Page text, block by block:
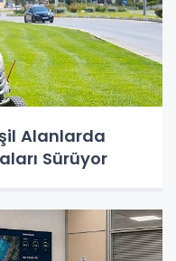
Alanlarda
Sürüyor